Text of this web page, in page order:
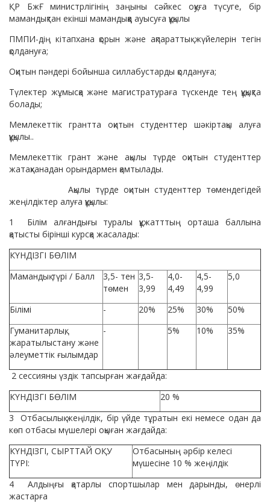
ҚР БжҒ министрлігінің заңыны сәйкес оқуға түсуге, бір
мамандықтан екінші мамандыққа ауысуға құқылы
ПМПИ-дің кітапхана қорын және ақпараттық жүйелерін тегін
қолдануға;
Оқитын пәндері бойынша силлабустарды қолдануға;
Түлектер жұмысқа және магистратураға түскенде тең құқықта
болады;
Мемлекеттік грантта оқитын студенттер шәкіртақы алуға
құқылы..
Мемлекеттік грант және ақылы түрде оқитын студенттер
жатақханадан орындармен қамтылады.
Ақылы түрде оқитын студенттер төмендегідей
жеңілдіктер алуға құқылы:
1 Білім алғандығы туралы құжатттың орташа баллына
қатысты бірінші курсқа жасалады:
КҮНДІЗГІ БӨЛІМ
Мамандық түрі / Балл
3,5- тен
төмен
3,5-
3,99
4,0-
4,49
4,5-
4,99
5,0
Білімі - 20% 25% 30%
50%
Гуманитарлық,
жаратылыстану және
әлеуметтік ғылымдар
- 5% 10% 35%
2 сессияны үздік тапсырған жағдайда:
КҮНДІЗГІ БӨЛІМ
20 %
3 Отбасылық жеңілдік, бір үйде тұратын екі немесе одан да
көп отбасы мүшелері оқыған жағдайда:
КҮНДІЗГІ, СЫРТТАЙ ОҚУ
ТҮРІ:
Отбасының әрбір келесі
мүшесіне 10 % жеңілдік
4 Алдыңғы қатарлы спортшылар мен дарынды, өнерлі
жастарға